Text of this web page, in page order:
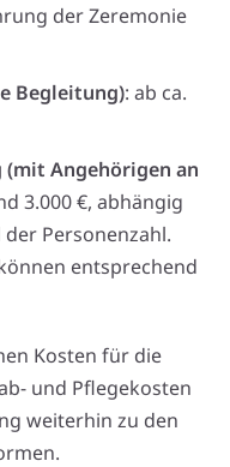
der Zeremonie
Begleitung): ab ca.
(mit Angehörigen an
3.000 €, abhängig
Personenzahl.
entsprechend
Kosten für die
und Pflegekosten
weiterhin zu den